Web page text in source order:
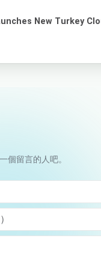
New Turkey
個留言的人吧。